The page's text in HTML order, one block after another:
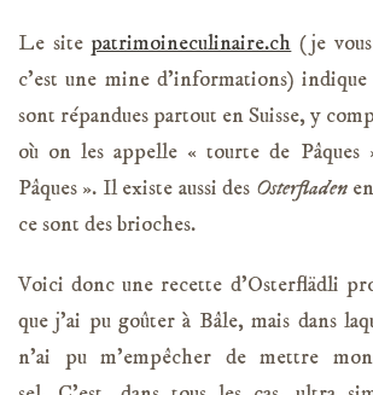
Le site patrimoineculinaire.ch (je
c’est une mine d’informations) indique
sont répandues partout en Suisse, y
où on les appelle « tourte de Pâques
Pâques ». Il existe aussi des Osterfladen
ce sont des brioches.
Voici donc une recette d’Osterflädli
que j’ai pu goûter à Bâle, mais dans
n’ai pu m’empêcher de mettre